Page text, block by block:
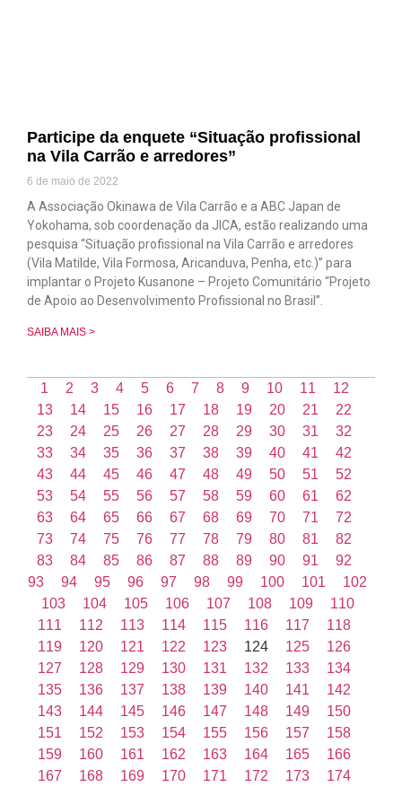
Participe da enquete “Situação profissional
na Vila Carrão e arredores”
6 de maio de 2022
A Associação Okinawa de Vila Carrão e a ABC Japan de
Yokohama, sob coordenação da JICA, estão realizando uma
pesquisa “Situação profissional na Vila Carrão e arredores
(Vila Matilde, Vila Formosa, Aricanduva, Penha, etc.)” para
implantar o Projeto Kusanone – Projeto Comunitário “Projeto
de Apoio ao Desenvolvimento Profissional no Brasil”.
SAIBA MAIS >
1 2 3 4 5 6 7 8 9 10 11
12
13
14 15 16 17 18 19 20 21
22
23
24 25 26 27 28 29 30 31
32
33
34 35 36 37 38 39 40 41
42
43
44 45 46 47 48 49 50 51
52
53
54 55 56 57 58 59 60 61
62
63
64 65 66 67 68 69 70 71
72
73
74 75 76 77 78 79 80 81
82
83
84 85 86 87 88 89 90 91
92
93
94 95 96 97 98 99 100 101
102
103
104 105 106 107 108 109
110
111
112 113 114 115 116 117
118
119
120 121 122 123 124 125
126
127
128 129 130 131 132 133
134
135
136 137 138 139 140 141
142
143
144 145 146 147 148 149
150
151
152 153 154 155 156 157
158
159
160 161 162 163 164 165
166
167
168 169 170 171 172 173
174